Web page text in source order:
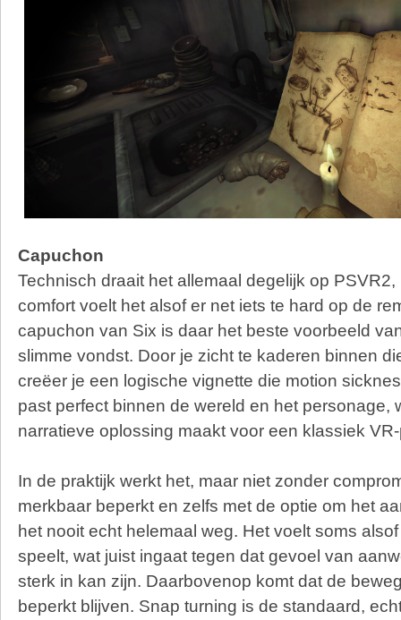
Capuchon
Technisch draait het allemaal degelijk op
comfort voelt het alsof er net iets te hard op de
capuchon van Six is daar het beste voorbeeld
slimme vondst. Door je zicht te kaderen binnen
creëer je een logische vignette die motion
past perfect binnen de wereld en het personage,
narratieve oplossing maakt voor een klassiek
In de praktijk werkt het, maar niet zonder
merkbaar beperkt en zelfs met de optie om het
het nooit echt helemaal weg. Het voelt soms
speelt, wat juist ingaat tegen dat gevoel van
sterk in kan zijn. Daarbovenop komt dat de
beperkt blijven. Snap turning is de standaard,